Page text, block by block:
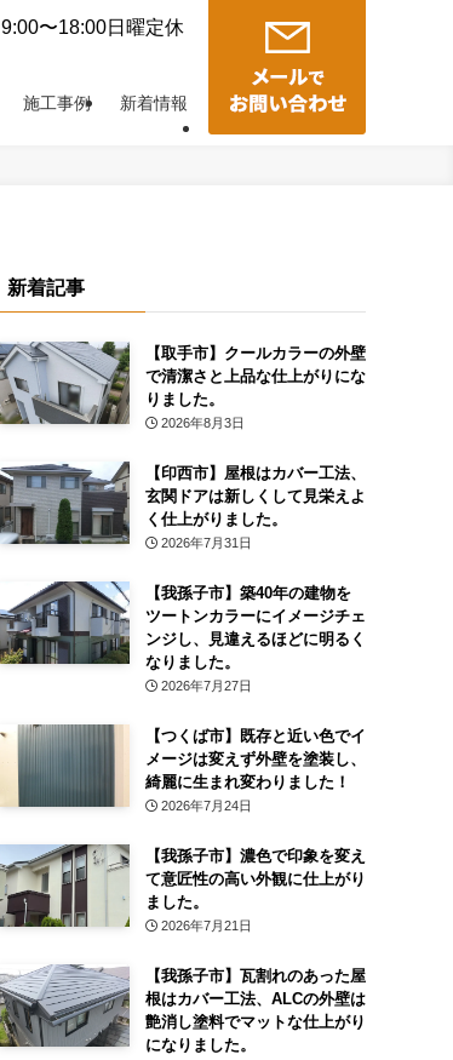
9:00〜18:00日曜定休
施工事例 新着情報
新着記事
【取手市】クールカラーの外壁
で清潔さと上品な仕上がりにな
りました。
2026年8月3日
【印西市】屋根はカバー工法、
玄関ドアは新しくして見栄えよ
く仕上がりました。
2026年7月31日
【我孫子市】築40年の建物を
ツートンカラーにイメージチェ
ンジし、見違えるほどに明るく
なりました。
2026年7月27日
【つくば市】既存と近い色でイ
メージは変えず外壁を塗装し、
綺麗に生まれ変わりました！
2026年7月24日
【我孫子市】濃色で印象を変え
て意匠性の高い外観に仕上がり
ました。
2026年7月21日
【我孫子市】瓦割れのあった屋
根はカバー工法、ALCの外壁は
艶消し塗料でマットな仕上がり
になりました。